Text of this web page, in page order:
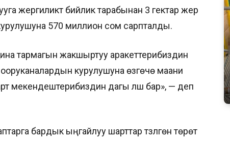
жергиликтүү бийлик тарабынан 3 гектар жер
570 миллион сом сарпталды.
тармагын жакшыртуу аракеттерибиздин
курулушуна өзгөчө маани
мекендештерибиздин дагы үлүшү бар», — деп
бардык ыңгайлуу шарттар түзүлгөн төрөт